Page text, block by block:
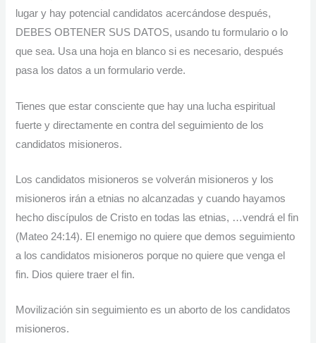
lugar y hay potencial candidatos acercándose después,
DEBES OBTENER SUS DATOS, usando tu formulario o lo
que sea. Usa una hoja en blanco si es necesario, después
pasa los datos a un formulario verde.
Tienes que estar consciente que hay una lucha espiritual
fuerte y directamente en contra del seguimiento de los
candidatos misioneros.
Los candidatos misioneros se volverán misioneros y los
misioneros irán a etnias no alcanzadas y cuando hayamos
hecho discípulos de Cristo en todas las etnias, …vendrá el fin
(Mateo 24:14). El enemigo no quiere que demos seguimiento
a los candidatos misioneros porque no quiere que venga el
fin. Dios quiere traer el fin.
Movilización sin seguimiento es un aborto de los candidatos
misioneros.